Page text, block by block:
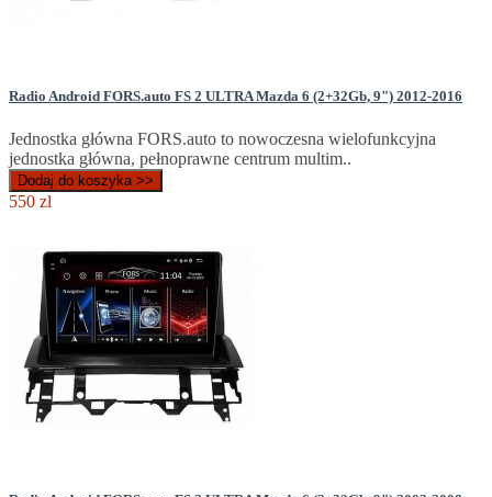
Radio Android FORS.auto FS 2 ULTRA Mazda 6 (2+32Gb, 9") 2012-2016
Jednostka główna FORS.auto to nowoczesna wielofunkcyjna
jednostka główna, pełnoprawne centrum multim..
Dodaj do koszyka >>
550 zl